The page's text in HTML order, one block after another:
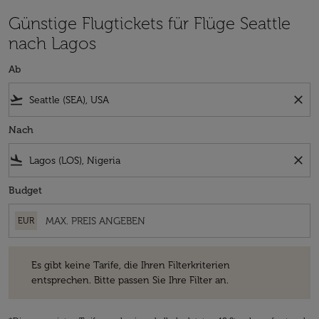
Günstige Flugtickets für Flüge Seattle
nach Lagos
Ab
flight_takeoff close
Nach
flight_land close
Budget
EUR
Es gibt keine Tarife, die Ihren Filterkriterien
entsprechen. Bitte passen Sie Ihre Filter an.